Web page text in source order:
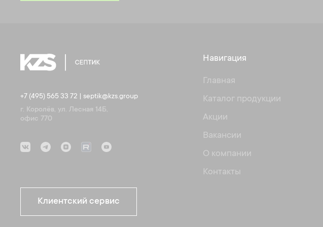
+7 (495) 565 33 72
septik@kzs.group
г. Королёв, ул. Лесная 14Б,
офис 770
Навигация
Главная
Каталог продукции
Акции
Вакансии
О компании
Контакты
Клиентский сервис